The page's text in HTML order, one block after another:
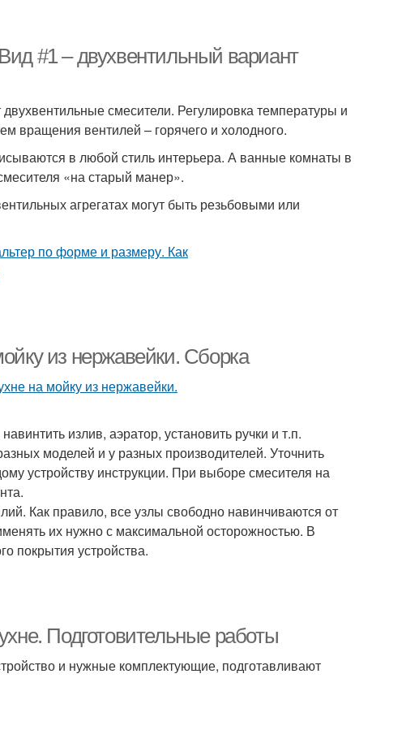
#1 – двухвентильный вариант
смесители. Регулировка температуры и
вращения вентилей – горячего и холодного.
в любой стиль интерьера. А ванные комнаты в
«на старый манер».
агрегатах могут быть резьбовыми или
из нержавейки. Сборка
излив, аэратор, установить ручки и т.п.
моделей и у разных производителей. Уточнить
устройству инструкции. При выборе смесителя на
Как правило, все узлы свободно навинчиваются от
их нужно с максимальной осторожностью. В
покрытия устройства.
Подготовительные работы
и нужные комплектующие, подготавливают